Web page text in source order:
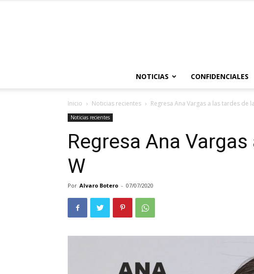
NOTICIAS CONFIDENCIALES
Inicio Noticias recientes Regresa Ana Vargas a las tardes de
Noticias recientes
Regresa Ana
W
Por Alvaro Botero - 07/07/2020